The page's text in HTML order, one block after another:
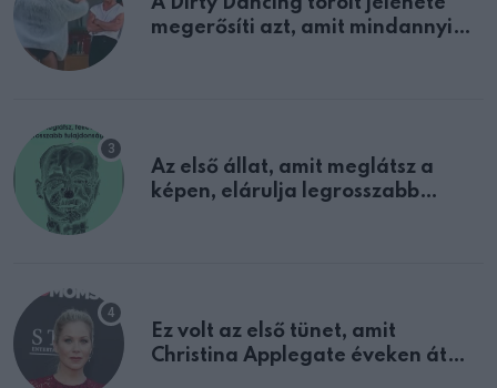
megerősíti azt, amit mindannyian
Az első állat, amit meglátsz a
képen, elárulja legrosszabb
Ez volt az első tünet, amit
Christina Applegate éveken át